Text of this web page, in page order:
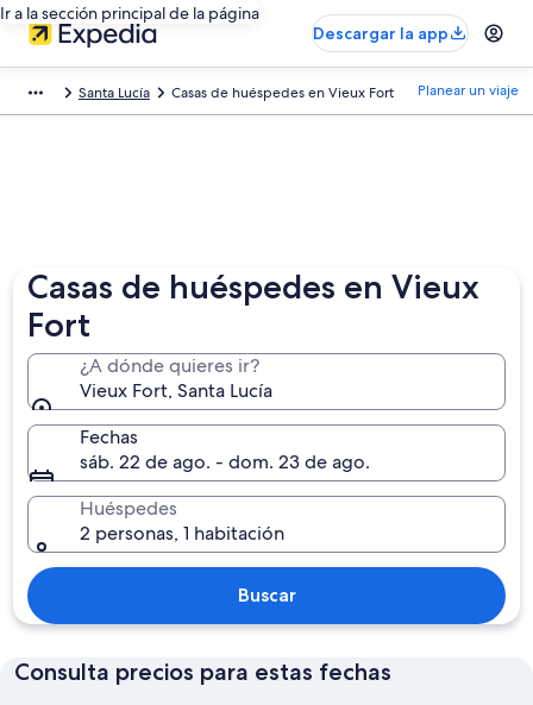
Ir a la sección principal de la página
Descargar la app
Santa Lucía Casas de huéspedes en Vieux Fort Planear un viaje
Casas de huéspedes en Vieux
Fort
¿A dónde quieres ir?
Vieux Fort, Santa Lucía
Fechas
sáb. 22 de ago. - dom. 23 de ago.
Huéspedes
2 personas, 1 habitación
Buscar
Consulta precios para estas fechas